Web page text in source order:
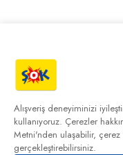
Alışveriş deneyiminizi
kullanıyoruz. Çerezler
Metni'nden ulaşabilir,
gerçekleştirebilirsiniz.